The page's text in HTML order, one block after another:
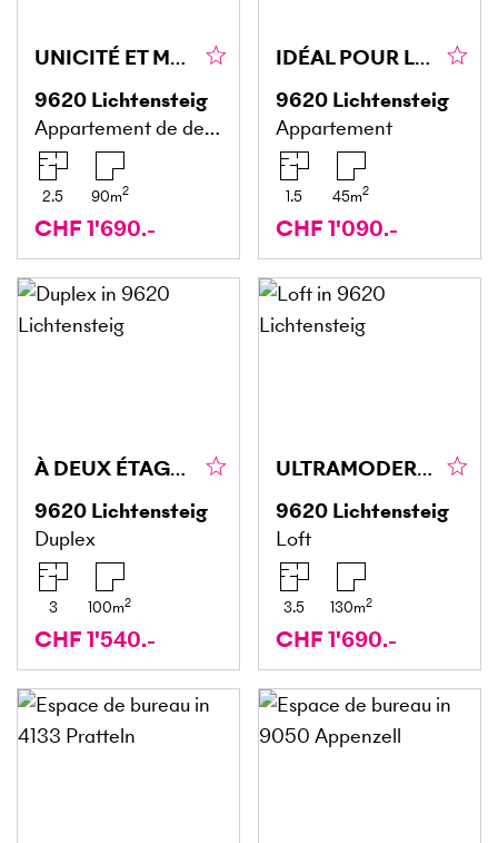
UNICITÉ ET MODERNITÉ RÉUNIES
9620 Lichtensteig
Appartement de dernier étage
2.5 90m2
CHF 1'690.-
IDÉAL POUR LES PERSONNES SEULES
9620 Lichtensteig
Appartement
1.5 45m2
CHF 1'090.-
À DEUX ÉTAGES ET SPACIEUX
9620 Lichtensteig
Duplex
3 100m2
CHF 1'540.-
ULTRAMODERNE APRÈS RÉNOVATION COMPLÈTE
9620 Lichtensteig
Loft
3.5 130m2
CHF 1'690.-